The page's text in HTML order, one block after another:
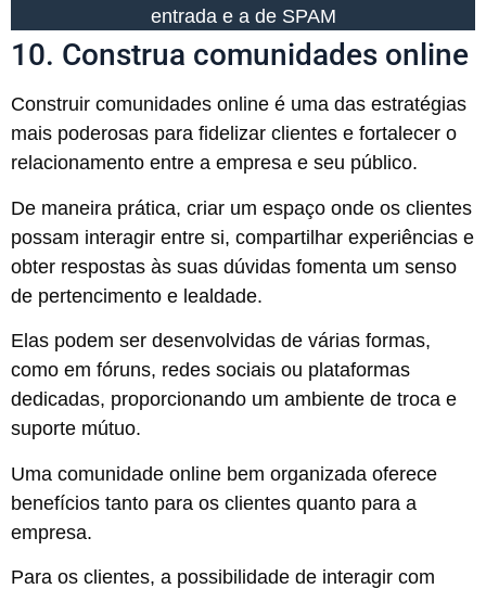
entrada e a de SPAM
10. Construa comunidades online
Construir comunidades online é uma das estratégias
mais poderosas para fidelizar clientes e fortalecer o
relacionamento entre a empresa e seu público.
De maneira prática, criar um espaço onde os clientes
possam interagir entre si, compartilhar experiências e
obter respostas às suas dúvidas fomenta um senso
de pertencimento e lealdade.
Elas podem ser desenvolvidas de várias formas,
como em fóruns, redes sociais ou plataformas
dedicadas, proporcionando um ambiente de troca e
suporte mútuo.
Uma comunidade online bem organizada oferece
benefícios tanto para os clientes quanto para a
empresa.
Para os clientes, a possibilidade de interagir com